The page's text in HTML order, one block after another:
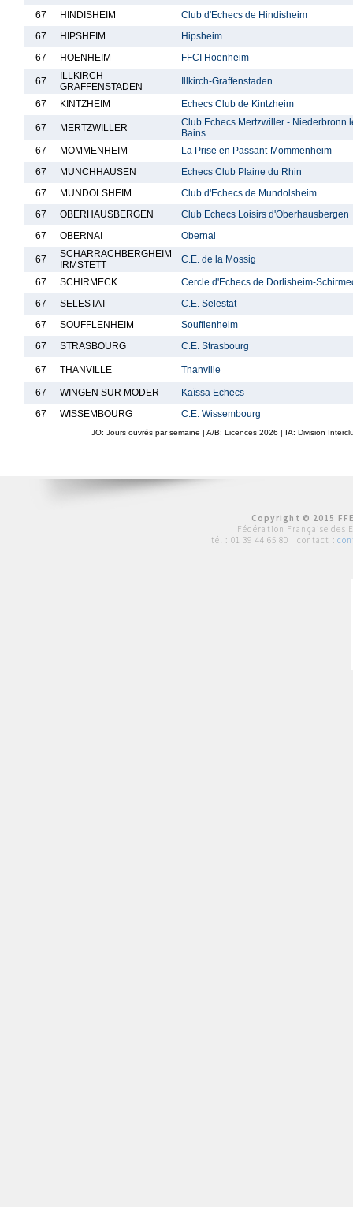
67
HINDISHEIM
Club d'Echecs de Hindisheim
67
HIPSHEIM
Hipsheim
67
HOENHEIM FFCI Hoenheim
67
ILLKIRCH
GRAFFENSTADEN
Illkirch-Graffenstaden
67 KINTZHEIM Echecs Club de Kintzheim
67 MERTZWILLER
Club Echecs Mertzwiller - Niederbronn
Bains
67
MOMMENHEIM
La Prise en Passant-Mommenheim
67
MUNCHHAUSEN
Echecs Club Plaine du Rhin
67
MUNDOLSHEIM
Club d'Echecs de Mundolsheim
67
OBERHAUSBERGEN
Club Echecs Loisirs d'Oberhausbergen
67
OBERNAI Obernai
67
SCHARRACHBERGHEIM
IRMSTETT
C.E. de la Mossig
67 SCHIRMECK
Cercle d'Echecs de Dorlisheim-
67
SELESTAT
C.E. Selestat
67
SOUFFLENHEIM
Soufflenheim
67
STRASBOURG C.E. Strasbourg
67 THANVILLE Thanville
67 WINGEN SUR MODER
Kaïssa Echecs
67
WISSEMBOURG C.E. Wissembourg
JO: Jours ouvrés par semaine | A/B: Licences 2026 | IA: Division
Copyright © 2015
Fédération Française des
tél : 01 39 44 65 80 | contact :